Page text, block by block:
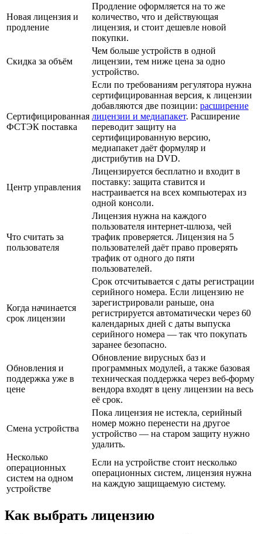
Новая лицензия и
продление
Продление оформляется на то же
количество, что и действующая
лицензия, и стоит дешевле новой
покупки.
Скидка за объём
Чем больше устройств в одной
лицензии, тем ниже цена за одно
устройство.
Сертифицированная
ФСТЭК поставка
Если по требованиям регулятора нужна
сертифицированная версия, к лицензии
добавляются две позиции: расширение
лицензии и медиапакет. Расширение
переводит защиту на
сертифицированную версию,
медиапакет даёт формуляр и
дистрибутив на DVD.
Центр управления
Лицензируется бесплатно и входит в
поставку: защита ставится и
настраивается на всех компьютерах из
одной консоли.
Что считать за
пользователя
Лицензия нужна на каждого
пользователя интернет-шлюза, чей
трафик проверяется. Лицензия на 5
пользователей даёт право проверять
трафик от одного до пяти
пользователей.
Когда начинается
срок лицензии
Срок отсчитывается с даты регистрации
серийного номера. Если лицензию не
зарегистрировали раньше, она
регистрируется автоматически через 60
календарных дней с даты выпуска
серийного номера — так что покупать
заранее безопасно.
Обновления и
поддержка уже в
цене
Обновление вирусных баз и
программных модулей, а также базовая
техническая поддержка через веб-форму
вендора входят в цену лицензии на весь
её срок.
Смена устройства
Пока лицензия не истекла, серийный
номер можно перенести на другое
устройство — на старом защиту нужно
удалить.
Несколько
операционных
систем на одном
устройстве
Если на устройстве стоит несколько
операционных систем, лицензия нужна
на каждую защищаемую систему.
Как выбрать лицензию